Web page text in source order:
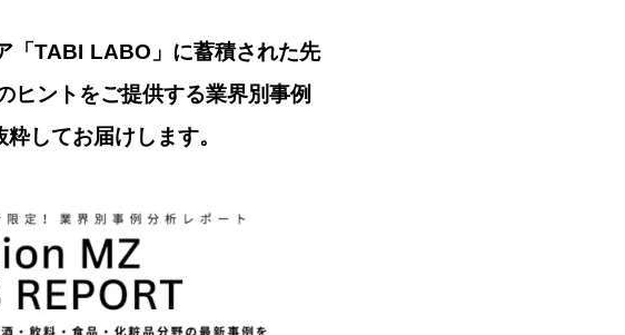
「TABI LABO」に蓄積された先
ヒントをご提供する業界別事例
してお届けします。